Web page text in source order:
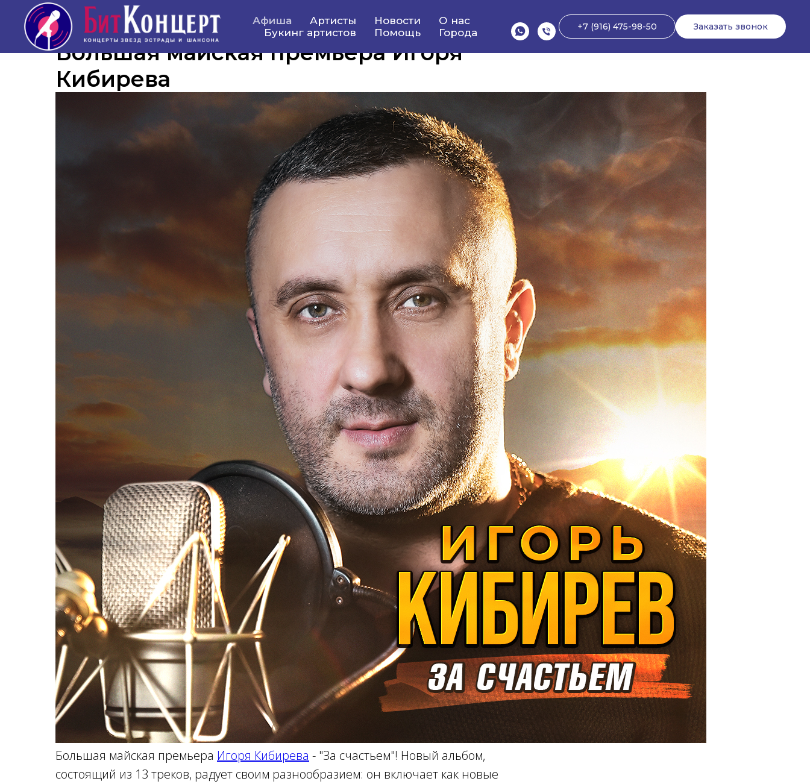
Афиша Артисты Новости
О нас
Букинг артистов
Помощь Города
+7 (916) 475-98-50 Заказать звонок
Большая майская премьера Игоря
Кибирева
Большая майская премьера Игоря Кибирева - "За счастьем"! Новый альбом,
состоящий из 13 треков, радует своим разнообразием: он включает как новые